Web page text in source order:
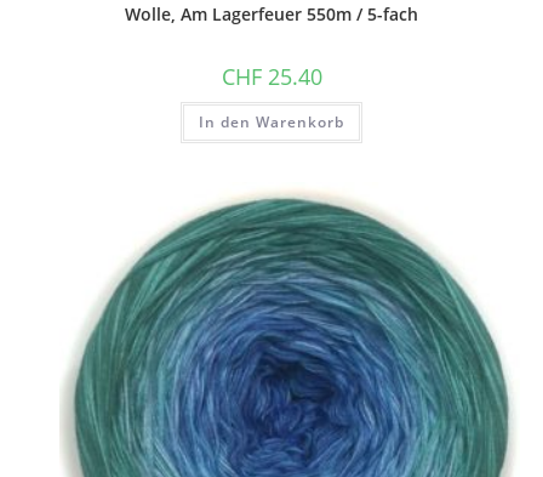
Wolle, Am Lagerfeuer 550m / 5-fach
CHF25.40
In den Warenkorb